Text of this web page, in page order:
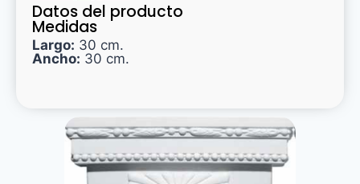
Datos del producto
Medidas
Largo: 30 cm.
Ancho: 30 cm.